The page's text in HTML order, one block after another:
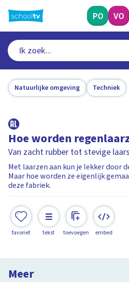
naar
hoofdinhoud
PO VO
Natuurlijke omgeving Techniek
Hoe worden
Van zacht rubber tot stevige laars
Met laarzen aan kun je lekker door
Maar hoe worden ze eigenlijk
deze fabriek.
favoriet tekst toevoegen embed
Meer